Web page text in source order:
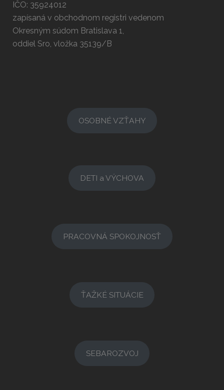
IČO: 35924012
zapísaná v obchodnom registri vedenom
Okresným súdom Bratislava 1,
oddiel Sro, vložka 35139/B
OSOBNÉ VZŤAHY
DETI a VÝCHOVA
PRACOVNÁ SPOKOJNOSŤ
ŤAŽKÉ SITUÁCIE
SEBAROZVOJ